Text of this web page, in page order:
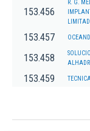
153.456
R. G.
153.457
153.458
153.459